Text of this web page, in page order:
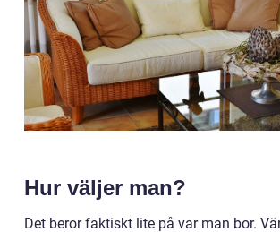
Hur väljer man?
Det beror faktiskt lite på var man bor.